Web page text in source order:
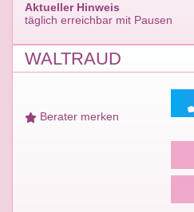
Aktueller Hinweis
täglich erreichbar mit Pausen
WALTRAUD
Berater merken